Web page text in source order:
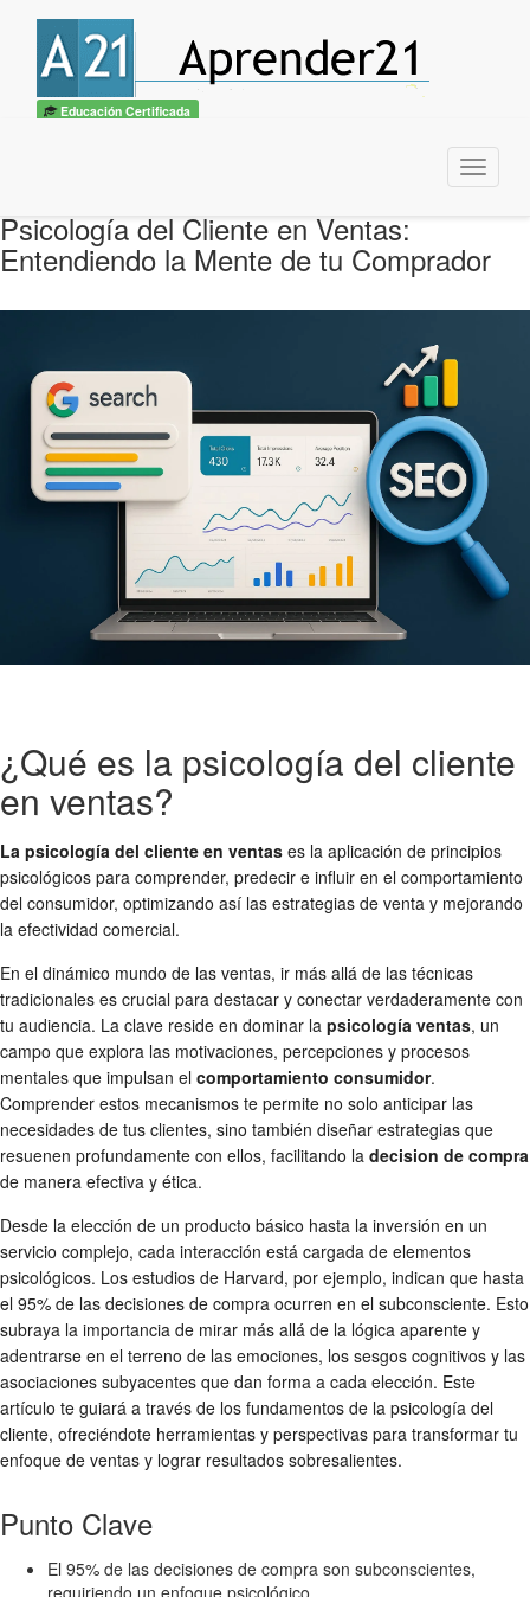
Educación Certificada
Menu
Psicología del Cliente en Ventas:
Entendiendo la Mente de tu Comprador
¿Qué es la psicología del cliente
en ventas?
La psicología del cliente en ventas es la aplicación de principios
psicológicos para comprender, predecir e influir en el comportamiento
del consumidor, optimizando así las estrategias de venta y mejorando
la efectividad comercial.
En el dinámico mundo de las ventas, ir más allá de las técnicas
tradicionales es crucial para destacar y conectar verdaderamente con
tu audiencia. La clave reside en dominar la psicología ventas, un
campo que explora las motivaciones, percepciones y procesos
mentales que impulsan el comportamiento consumidor.
Comprender estos mecanismos te permite no solo anticipar las
necesidades de tus clientes, sino también diseñar estrategias que
resuenen profundamente con ellos, facilitando la decision de compra
de manera efectiva y ética.
Desde la elección de un producto básico hasta la inversión en un
servicio complejo, cada interacción está cargada de elementos
psicológicos. Los estudios de Harvard, por ejemplo, indican que hasta
el 95% de las decisiones de compra ocurren en el subconsciente. Esto
subraya la importancia de mirar más allá de la lógica aparente y
adentrarse en el terreno de las emociones, los sesgos cognitivos y las
asociaciones subyacentes que dan forma a cada elección. Este
artículo te guiará a través de los fundamentos de la psicología del
cliente, ofreciéndote herramientas y perspectivas para transformar tu
enfoque de ventas y lograr resultados sobresalientes.
Punto Clave
El 95% de las decisiones de compra son subconscientes,
requiriendo un enfoque psicológico.